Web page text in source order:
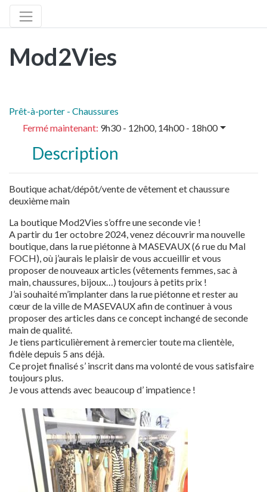
Mod2Vies
Prêt-à-porter - Chaussures
Fermé maintenant: 9h30 - 12h00, 14h00 - 18h00
Description
Boutique achat/dépôt/vente de vêtement et chaussure
deuxième main
La boutique Mod2Vies s’offre une seconde vie !
A partir du 1er octobre 2024, venez découvrir ma nouvelle
boutique, dans la rue piétonne à MASEVAUX (6 rue du Mal
FOCH), où j’aurais le plaisir de vous accueillir et vous
proposer de nouveaux articles (vêtements femmes, sac à
main, chaussures, bijoux…) toujours à petits prix !
J’ai souhaité m’implanter dans la rue piétonne et rester au
cœur de la ville de MASEVAUX afin de continuer à vous
proposer des articles dans ce concept inchangé de seconde
main de qualité.
Je tiens particulièrement à remercier toute ma clientèle,
fidèle depuis 5 ans déjà.
Ce projet finalisé s’ inscrit dans ma volonté de vous satisfaire
toujours plus.
Je vous attends avec beaucoup d’ impatience !